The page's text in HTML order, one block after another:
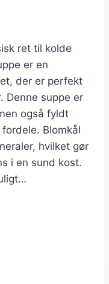
ret til kolde
er en
der er perfekt
Denne suppe er
også fyldt
Blomkål
hvilket gør
i en sund kost.